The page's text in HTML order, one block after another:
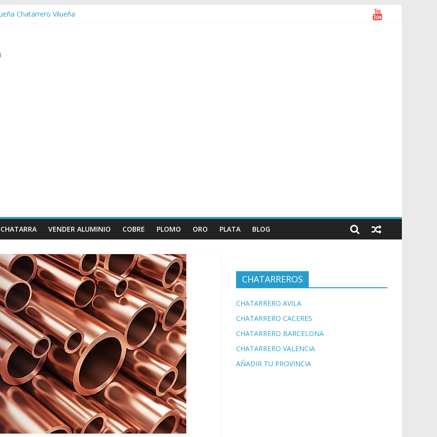
Chatarrero Vilueña
Chatarrero Zaida
Chatarrero Vistabella
VENDER ALUMINIO COBRE PLOMO ORO PLATA BLOG
CHATARREROS
CHATARRERO AVILA
CHATARRERO CACERES
CHATARRERO BARCELONA
CHATARRERO VALENCIA
AÑADIR TU PROVINCIA